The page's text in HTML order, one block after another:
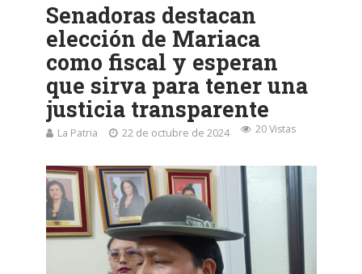
Senadoras destacan
elección de Mariaca
como fiscal y esperan
que sirva para tener una
justicia transparente
La Patria 22 de octubre de 2024 20 Vistas